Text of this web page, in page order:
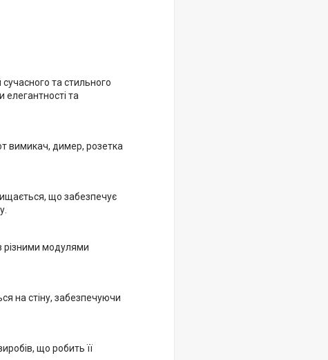
та стильного
елегантності та
вимикач, димер, розетка
що забезпечує
різними модулями
на стіну, забезпечуючи
що робить її